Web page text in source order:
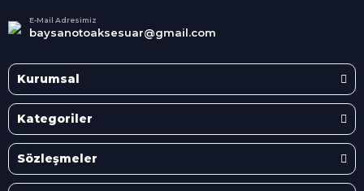
E-Mail Adresimiz
baysanotoaksesuar@gmail.com
Kurumsal
Kategoriler
Sözleşmeler